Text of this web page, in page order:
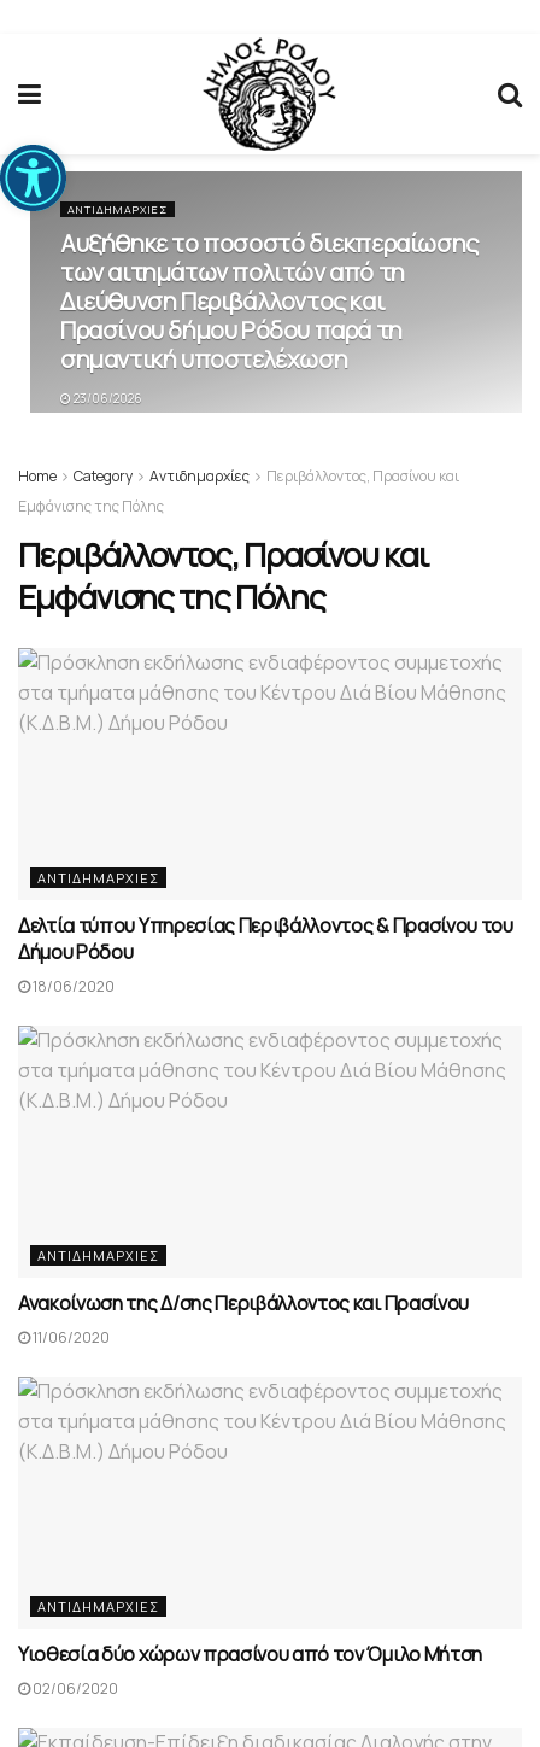
Ανοίξτε τη γραμμή εργαλείων
ΑΝΤΙΔΗΜΑΡΧΊΕΣ
Αυξήθηκε το ποσοστό διεκπεραίωσης
των αιτημάτων πολιτών από τη
Διεύθυνση Περιβάλλοντος και
Πρασίνου δήμου Ρόδου παρά τη
σημαντική υποστελέχωση
23/06/2026
Home Category Αντιδημαρχίες
Περιβάλλοντος, Πρασίνου και
Eμφάνισης της Πόλης
Περιβάλλοντος, Πρασίνου και
Eμφάνισης της Πόλης
ΑΝΤΙΔΗΜΑΡΧΊΕΣ
Δελτία τύπου Υπηρεσίας Περιβάλλοντος & Πρασίνου του
Δήμου Ρόδου
18/06/2020
ΑΝΤΙΔΗΜΑΡΧΊΕΣ
Ανακοίνωση της Δ/σης Περιβάλλοντος και Πρασίνου
11/06/2020
ΑΝΤΙΔΗΜΑΡΧΊΕΣ
Υιοθεσία δύο χώρων πρασίνου από τον Όμιλο Μήτση
02/06/2020